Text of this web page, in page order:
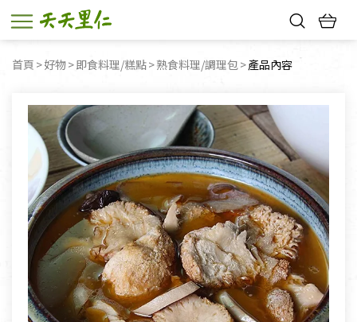
首頁 好物 即食料理/糕點 熟食料理/調理包 目前頁面：
產品內容